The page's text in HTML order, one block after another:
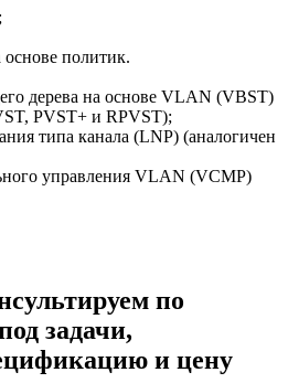
политик.
дерева на основе VLAN (VBST)
PVST+ и RPVST);
типа канала (LNP) (аналогичен
управления VLAN (VCMP)
по
задачи,
и цену